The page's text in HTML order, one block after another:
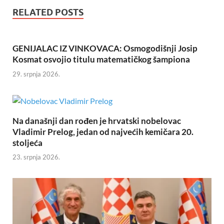
RELATED POSTS
GENIJALAC IZ VINKOVACA: Osmogodišnji Josip
Kosmat osvojio titulu matematičkog šampiona
29. srpnja 2026.
Na današnji dan rođen je hrvatski nobelovac
Vladimir Prelog, jedan od najvećih kemičara 20.
stoljeća
23. srpnja 2026.